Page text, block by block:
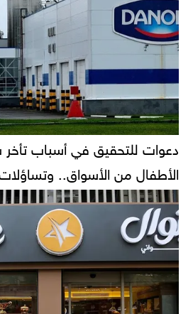
دعوات للتحقيق في أسباب
الأطفال من الأسواق..